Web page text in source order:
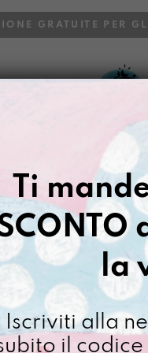
GRATUITE PER
Ti
la
Iscriviti alla
il